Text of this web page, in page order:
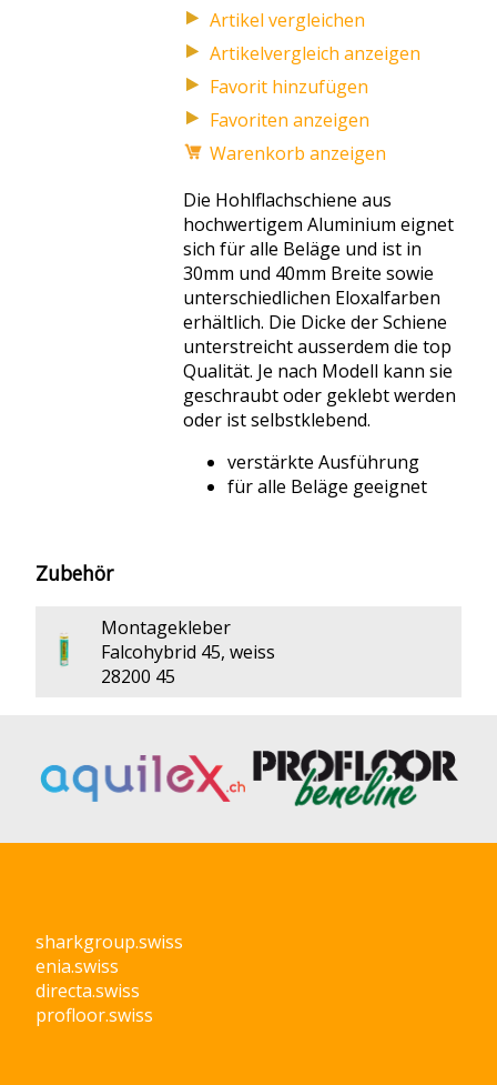
Artikelvergleich anzeigen
Favoriten anzeigen
Warenkorb anzeigen
Die Hohlflachschiene aus
hochwertigem Aluminium eignet
sich für alle Beläge und ist in
30mm und 40mm Breite sowie
unterschiedlichen Eloxalfarben
erhältlich. Die Dicke der Schiene
unterstreicht ausserdem die top
Qualität. Je nach Modell kann sie
geschraubt oder geklebt werden
oder ist selbstklebend.
verstärkte Ausführung
für alle Beläge geeignet
Zubehör
Montagekleber
Falcohybrid 45, weiss
28200 45
sharkgroup.swiss
enia.swiss
directa.swiss
profloor.swiss